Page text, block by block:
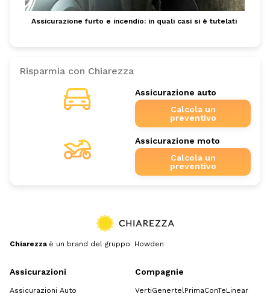
Assicurazione furto e incendio: in quali casi si è tutelati
Risparmia con Chiarezza
Assicurazione auto
Calcola un
preventivo
Assicurazione moto
Calcola un
preventivo
Chiarezza è un brand del gruppo Howden
Assicurazioni
Assicurazioni Auto
Compagnie
VertiGenertelPrimaConTeLinear